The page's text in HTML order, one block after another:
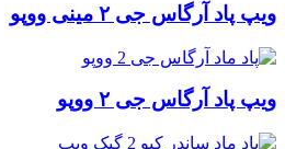
ویپ پاد آرگاس جی ۲ مینی ووپو
ویپ پاد آرگاس جی ۲ ووپو